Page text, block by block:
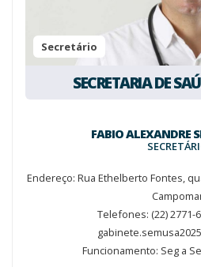
Secretário
SECRETARIA DE
FABIO ALEXANDRE
Endereço: Rua Ethelberto Fontes,
Telefones: (22)2771-
Funcionamento: Seg a